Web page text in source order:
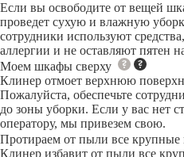
Если вы освободите от вещей
проведет сухую и влажную
сотрудники используют
аллергии и не оставляют пятен
Моем шкафы сверху
Клинер отмоет верхнюю
Пожалуйста, обеспечьте
до зоны уборки. Если у вас нет
оператору, мы привезем свою.
Протираем от пыли все крупные
Клинер избавит от пыли все